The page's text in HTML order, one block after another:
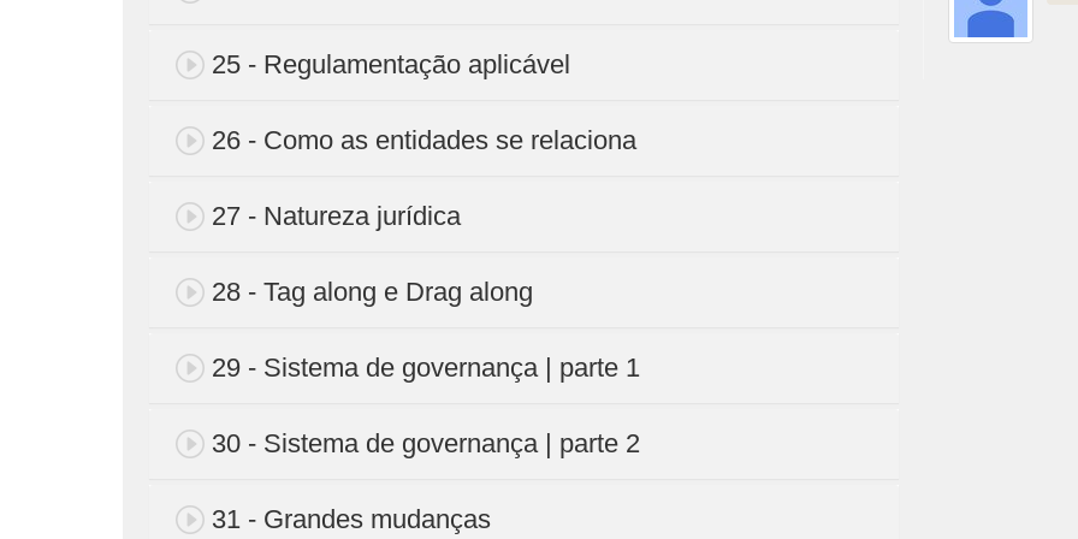
25 - Regulamentação aplicável
26 - Como as entidades se relaciona
27 - Natureza jurídica
28 - Tag along e Drag along
29 - Sistema de governança | parte 1
30 - Sistema de governança | parte 2
31 - Grandes mudanças